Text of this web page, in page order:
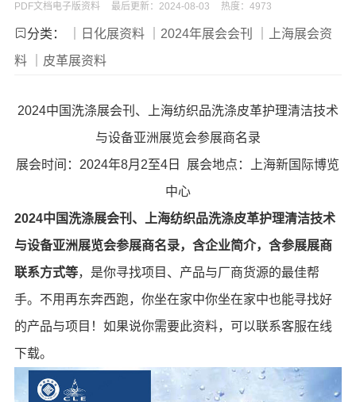
PDF文档电子版资料 最后更新：2024-08-03 热度：4973
分类： ｜日化展资料 ｜2024年展会会刊
｜上海展会资
料
｜皮革展资料
2024中国洗涤展会刊、上海纺织品洗涤皮革护理清洁技术
与设备亚洲展览会参展商名录
展会时间：2024年8月2至4日 展会地点：上海新国际博览
中心
2024中国洗涤展会刊、上海纺织品洗涤皮革护理清洁技术
与设备亚洲展览会参展商名录，含企业简介，含参展展商
联系方式等，是你寻找项目、产品与厂商货源的最佳帮
手。不用再东奔西跑，你坐在家中你坐在家中也能寻找好
的产品与项目！如果说你需要此资料，可以联系客服在线
下载。